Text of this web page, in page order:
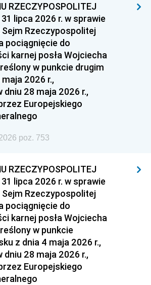
RZECZYPOSPOLITEJ
lipca 2026 r. w sprawie
Rzeczypospolitej
pociągnięcie do
karnej posła Wojciecha
w punkcie drugim
2026 r.,
dniu 28 maja 2026 r.,
Europejskiego
poz. 753
RZECZYPOSPOLITEJ
lipca 2026 r. w sprawie
Rzeczypospolitej
pociągnięcie do
karnej posła Wojciecha
w punkcie
z dnia 4 maja 2026 r.,
dniu 28 maja 2026 r.,
Europejskiego